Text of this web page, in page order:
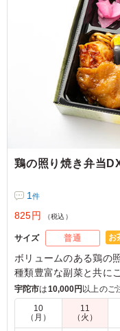
大阪府堺市堺区匠町
鶏の照り焼き弁当
1件
825円 （税込）
サイズ 普通 お
ボリュームのある鶏の
種類豊富な副菜と共に
5.0 奈良県立高
味付けも程よく、お
宇陀市は10,000円以上のご
10
（月）
11
（火）